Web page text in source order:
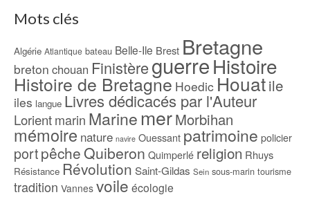
Mots clés
Algérie Atlantique bateau Belle-Ile Brest Bretagne
breton chouan FinistèreguerreHistoire
Histoire de Bretagne Hoedic Houatile
iles langue Livres dédicacés par l'Auteur
Lorientmarin Marine merMorbihan
mémoire nature navire Ouessant patrimoine policier
portpêcheQuiberon Quimperlé religion Rhuys
Résistance Révolution Saint-Gildas Sein sous-marin tourisme
tradition Vannes voile écologie